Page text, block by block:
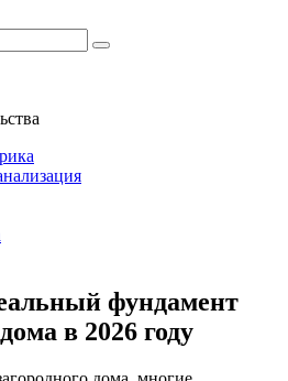
фундамент
в 2026 году